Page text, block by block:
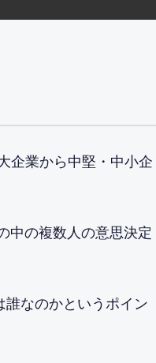
企業から中堅・中小企
中の複数人の意思決定
なのかというポイン